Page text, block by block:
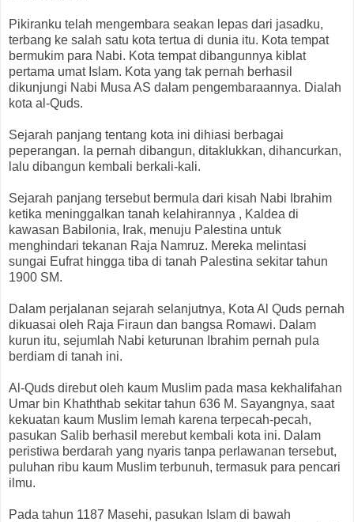
Pikiranku telah mengembara seakan lepas dari jasadku,
terbang ke salah satu kota tertua di dunia itu. Kota tempat
bermukim para Nabi. Kota tempat dibangunnya kiblat
pertama umat Islam. Kota yang tak pernah berhasil
dikunjungi Nabi Musa AS dalam pengembaraannya. Dialah
kota al-Quds.
Sejarah panjang tentang kota ini dihiasi berbagai
peperangan. Ia pernah dibangun, ditaklukkan, dihancurkan,
lalu dibangun kembali berkali-kali.
Sejarah panjang tersebut bermula dari kisah Nabi Ibrahim
ketika meninggalkan tanah kelahirannya , Kaldea di
kawasan Babilonia, Irak, menuju Palestina untuk
menghindari tekanan Raja Namruz. Mereka melintasi
sungai Eufrat hingga tiba di tanah Palestina sekitar tahun
1900 SM.
Dalam perjalanan sejarah selanjutnya, Kota Al Quds pernah
dikuasai oleh Raja Firaun dan bangsa Romawi. Dalam
kurun itu, sejumlah Nabi keturunan Ibrahim pernah pula
berdiam di tanah ini.
Al-Quds direbut oleh kaum Muslim pada masa kekhalifahan
Umar bin Khaththab sekitar tahun 636 M. Sayangnya, saat
kekuatan kaum Muslim lemah karena terpecah-pecah,
pasukan Salib berhasil merebut kembali kota ini. Dalam
peristiwa berdarah yang nyaris tanpa perlawanan tersebut,
puluhan ribu kaum Muslim terbunuh, termasuk para pencari
ilmu.
Pada tahun 1187 Masehi, pasukan Islam di bawah